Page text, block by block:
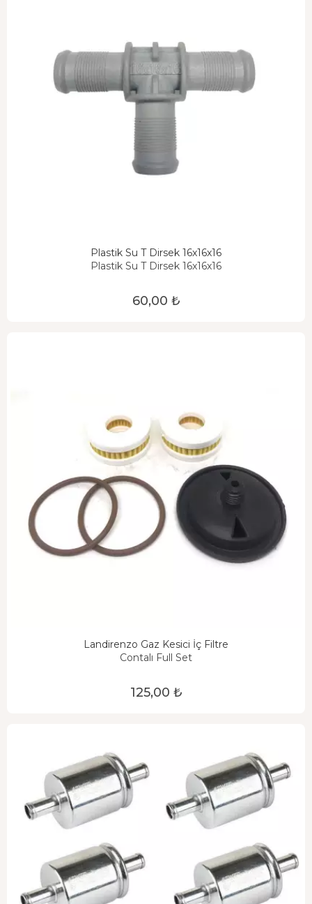
Plastik Su T Dirsek 16x16x16
Plastik Su T Dirsek 16x16x16
60,00 ₺
Landirenzo Gaz Kesici İç Filtre
Contalı Full Set
125,00 ₺